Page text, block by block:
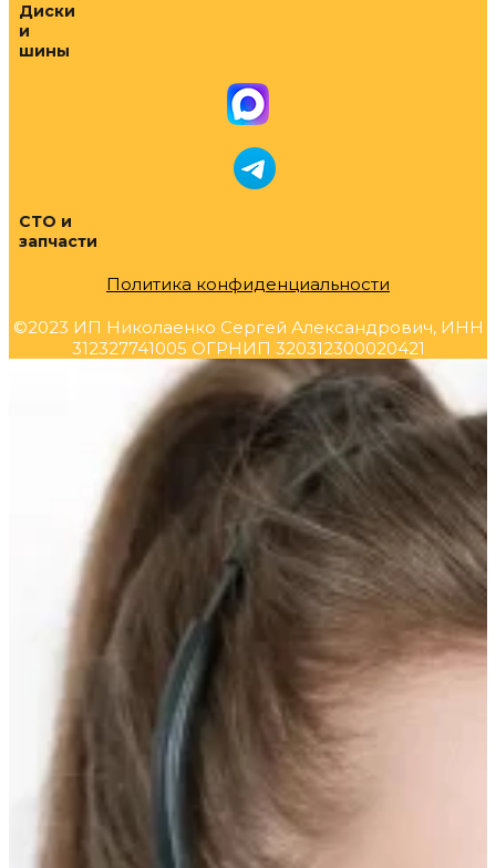
Диски
и
шины
СТО и
запчасти
Политика конфиденциальности
©2023 ИП Николаенко Сергей Александрович, ИНН
312327741005 ОГРНИП 320312300020421